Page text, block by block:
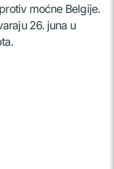
moćne Belgije.
26. juna u